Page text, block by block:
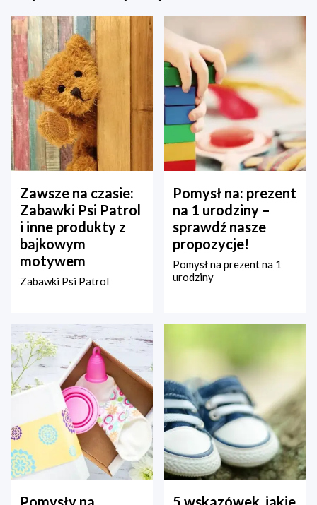
Zawsze na czasie:
Zabawki Psi Patrol
i inne produkty z
bajkowym
motywem
Zabawki Psi Patrol
Pomysł na: prezent
na 1 urodziny –
sprawdź nasze
propozycje!
Pomysł na prezent na 1
urodziny
Pomysły na
5 wskazówek, jakie